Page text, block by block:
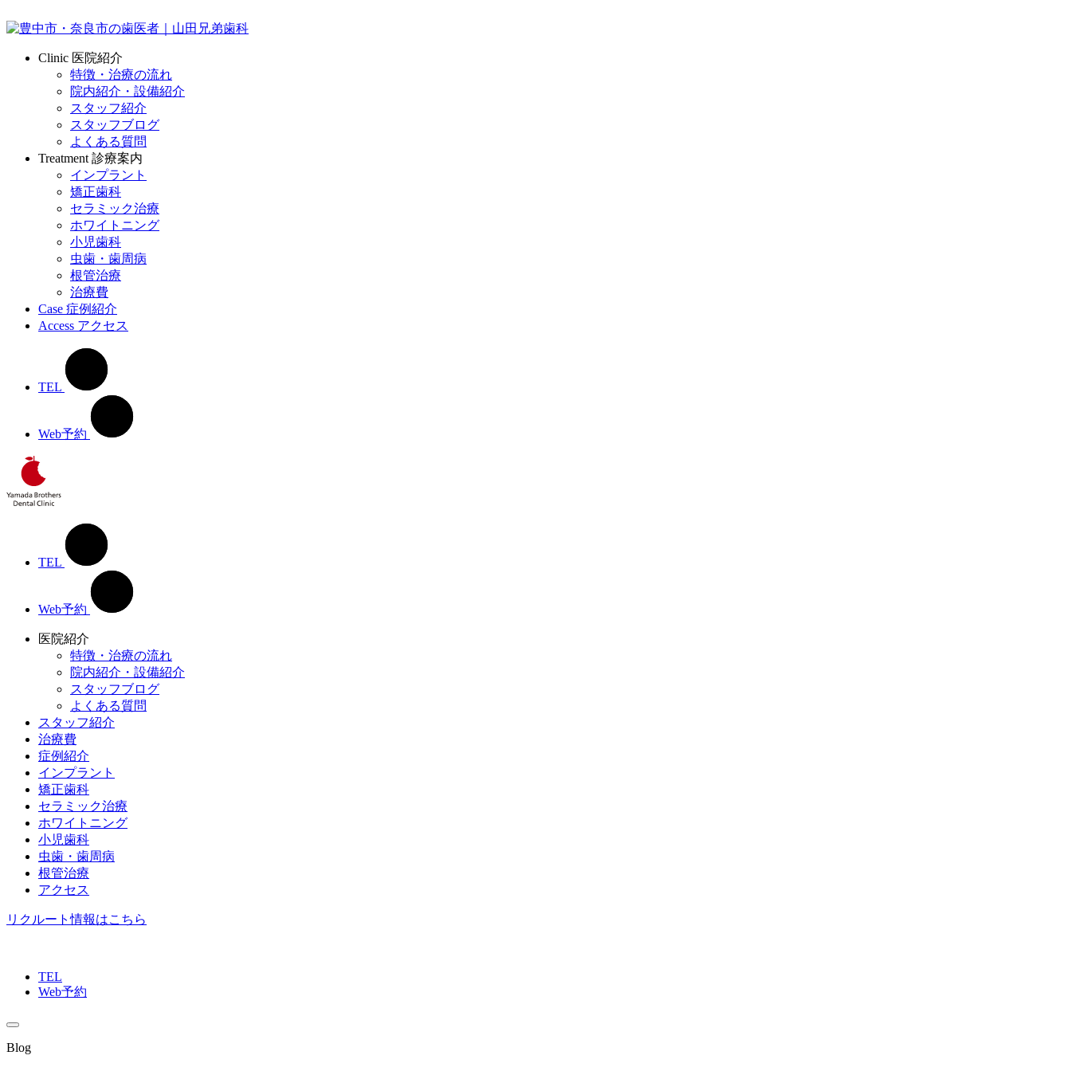
Clinic 医院紹介
特徴・治療の流れ
院内紹介・設備紹介
スタッフ紹介
スタッフブログ
よくある質問
Treatment 診療案内
インプラント
矯正歯科
セラミック治療
ホワイトニング
小児歯科
虫歯・歯周病
根管治療
治療費
Case 症例紹介
Access アクセス
TEL
Web予約
TEL
Web予約
医院紹介
特徴・治療の流れ
院内紹介・設備紹介
スタッフブログ
よくある質問
スタッフ紹介
治療費
症例紹介
インプラント
矯正歯科
セラミック治療
ホワイトニング
小児歯科
虫歯・歯周病
根管治療
アクセス
リクルート情報はこちら
TEL
Web予約
Blog